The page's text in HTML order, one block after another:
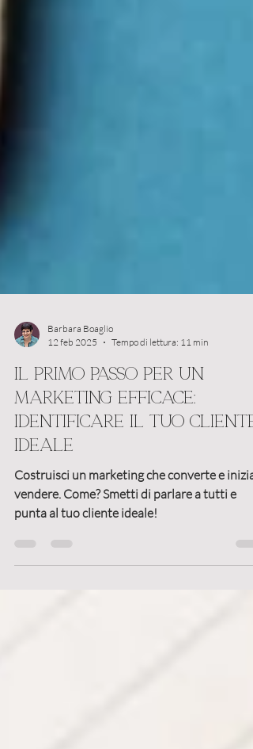
12 feb 2025
Tempo di lettura: 11 min
Il primo passo per un
marketing efficace:
identificare il tuo cliente
ideale
punta al tuo cliente ideale!